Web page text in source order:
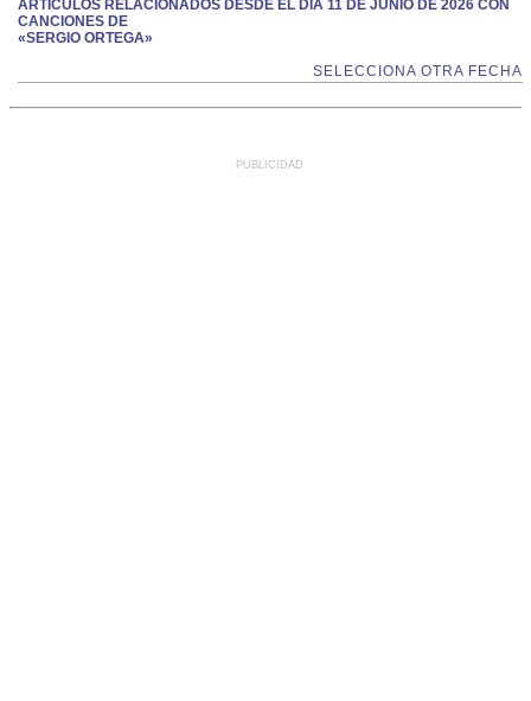
ARTÍCULOS RELACIONADOS DESDE EL DÍA 11 DE JUNIO DE 2026 CON
CANCIONES DE
«SERGIO ORTEGA»
SELECCIONA OTRA FECHA
PUBLICIDAD